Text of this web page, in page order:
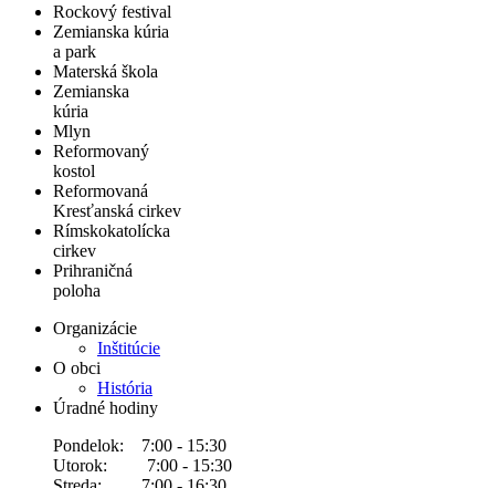
Rockový festival
Zemianska kúria
a park
Materská škola
Zemianska
kúria
Mlyn
Reformovaný
kostol
Reformovaná
Kresťanská cirkev
Rímskokatolícka
cirkev
Prihraničná
poloha
Organizácie
Inštitúcie
O obci
História
Úradné hodiny
Pondelok: 7:00 - 15:30
Utorok: 7:00 - 15:30